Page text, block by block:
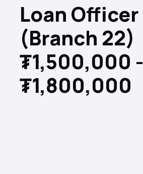
Loan Officer
(Branch 22)
₮1,500,000 -
₮1,800,000